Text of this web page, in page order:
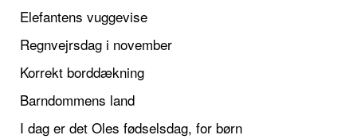
Elefantens vuggevise
Regnvejrsdag i november
Korrekt borddækning
Barndommens land
I dag er det Oles fødselsdag, for børn